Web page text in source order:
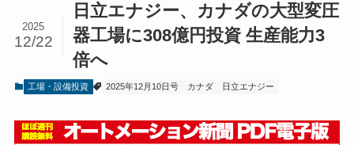
日立エナジー、カナダの大型変圧
器工場に308億円投資 生産能力3
倍へ
2025
12/22
工場・設備投資 2025年12月10日号 カナダ 日立エナジー